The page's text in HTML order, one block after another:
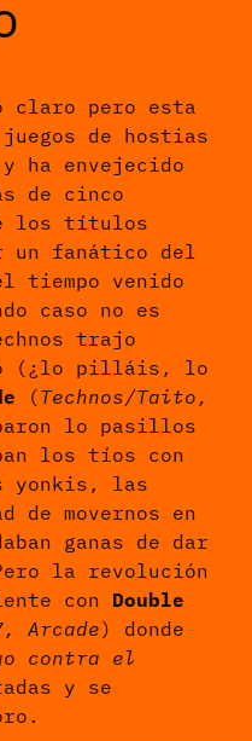
claro pero esta
de hostias
ha envejecido
de cinco
los títulos
un fanático del
tiempo venido
caso no es
trajo
(¿lo pilláis, lo
(Technos/Taito,
lo pasillos
los tíos con
yonkis, las
movernos en
ganas de dar
la revolución
con Double
Arcade) donde
contra el
y se